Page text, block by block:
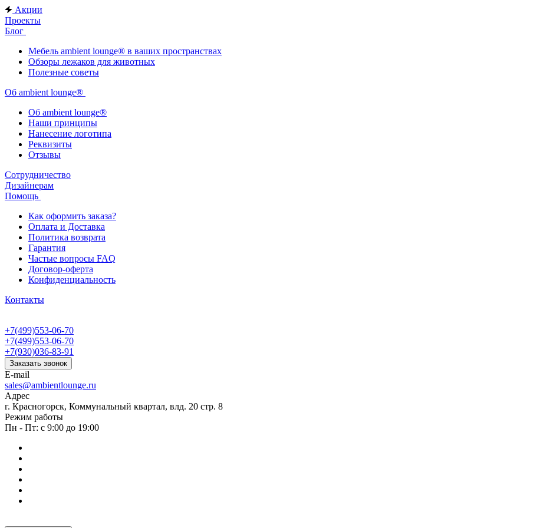
Акции
Проекты
Блог
Мебель ambient lounge® в ваших пространствах
Обзоры лежаков для животных
Полезные советы
Об ambient lounge®
Oб ambient lounge®
Наши принципы
Нанесение логотипа
Реквизиты
Отзывы
Сотрудничество
Дизайнерам
Помощь
Как оформить заказа?
Оплата и Доставка
Политика возврата
Гарантия
Частые вопросы FAQ
Договор-оферта
Конфиденциальность
Контакты
+7(499)553-06-70
+7(499)553-06-70
+7(930)036-83-91
Заказать звонок
E-mail
sales@ambientlounge.ru
Адрес
г. Красногорск, Коммунальный квартал, влд. 20 стр. 8
Режим работы
Пн - Пт: с 9:00 до 19:00